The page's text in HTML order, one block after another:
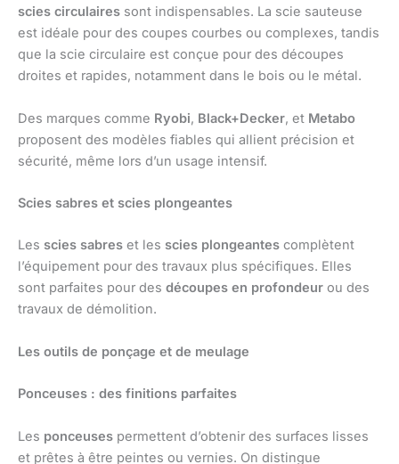
scies circulaires sont indispensables. La scie sauteuse
est idéale pour des coupes courbes ou complexes, tandis
que la scie circulaire est conçue pour des découpes
droites et rapides, notamment dans le bois ou le métal.
Des marques comme Ryobi, Black+Decker, et Metabo
proposent des modèles fiables qui allient précision et
sécurité, même lors d’un usage intensif.
Scies sabres et scies plongeantes
Les scies sabres et les scies plongeantes complètent
l’équipement pour des travaux plus spécifiques. Elles
sont parfaites pour des découpes en profondeur ou des
travaux de démolition.
Les outils de ponçage et de meulage
Ponceuses : des finitions parfaites
Les ponceuses permettent d’obtenir des surfaces lisses
et prêtes à être peintes ou vernies. On distingue